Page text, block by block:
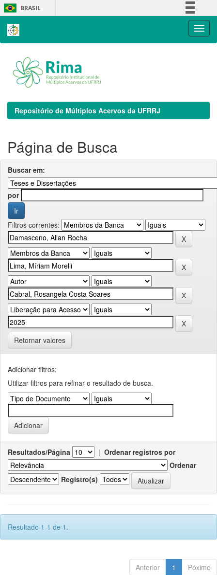
Skip
navigation
BRASIL
Repositório de Múltiplos Acervos da UFRRJ
Página de Busca
Buscar em:
por
Filtros correntes:
Retornar valores
Adicionar filtros:
Utilizar filtros para refinar o resultado de busca.
Resultados/Página | Ordenar registros por
Ordenar
Registro(s)
Resultado 1-1 de 1.
Anterior 1 Póximo